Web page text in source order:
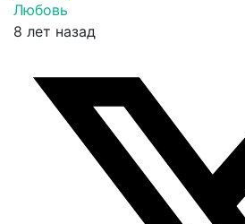
Любовь
8 лет назад